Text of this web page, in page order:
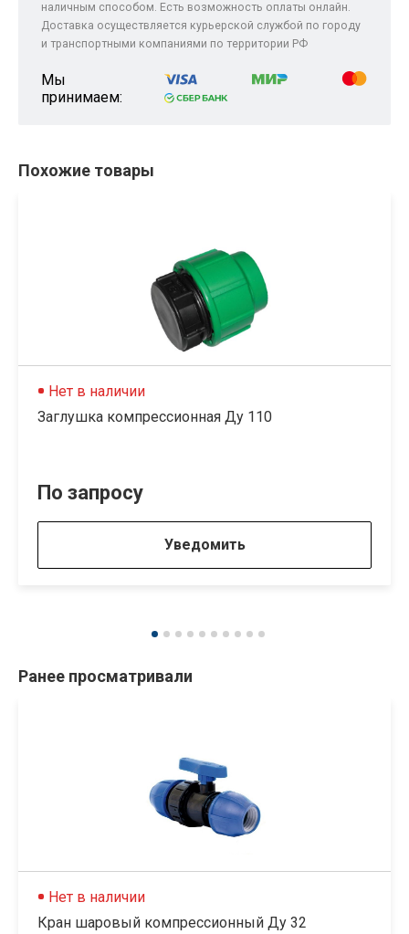
наличным способом. Есть возможность оплаты онлайн.
Доставка осуществляется курьерской службой по городу
и транспортными компаниями по территории РФ
Мы
принимаем:
Похожие товары
Нет в наличии
Заглушка компрессионная Ду 110
По запросу
Уведомить
Ранее просматривали
Нет в наличии
Кран шаровый компрессионный Ду 32